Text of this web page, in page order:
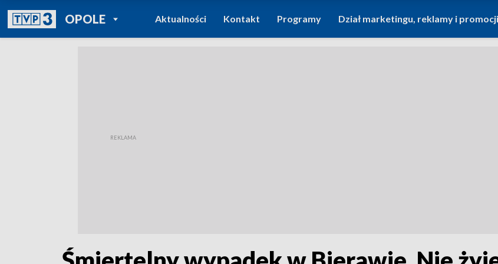
OPOLEPOWRÓT DO
TVP REGIONY
Aktualności Kontakt Programy Dział marketingu, reklamy i promocji